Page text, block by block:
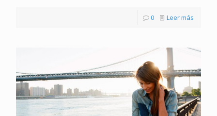
0 Leer más